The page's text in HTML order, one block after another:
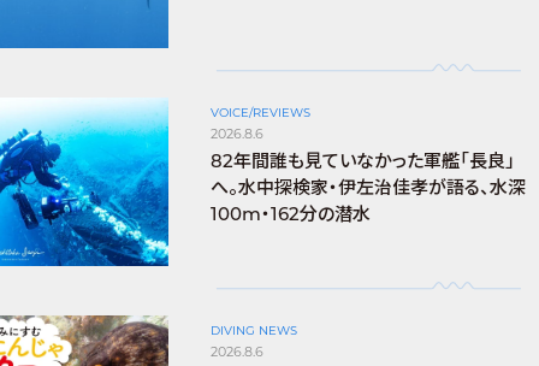
VOICE/REVIEWS
2026.8.6
82年間誰も見ていなかった軍艦「長良」
へ。水中探検家・伊左治佳孝が語る、水深
100m・162分の潜水
DIVING NEWS
2026.8.6